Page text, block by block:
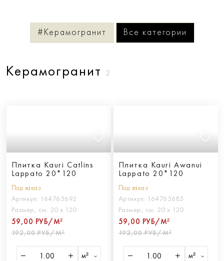
#Керамогранит Все категории
Керамогранит 2
Плитка Kauri Catlins
Lappato 20*120
Под заказ
Артикул: 164765692
Размер, см: 20 х 120
59,00 РУБ/М²
192,00 РУБ/М²
м²
Плитка Kauri Awanui
Lappato 20*120
Под заказ
Артикул: 164765685
Размер, см: 20 х 120
59,00 РУБ/М²
192,00 РУБ/М²
м²